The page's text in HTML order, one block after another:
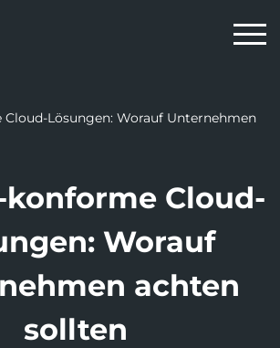
Cloud-Lösungen: Worauf Unternehmen
konforme Cloud-
Worauf
achten
sollten